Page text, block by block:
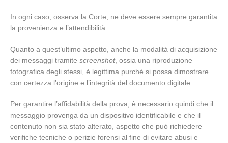
In ogni caso, osserva la Corte, ne deve essere sempre garantita
la provenienza e l’attendibilità.
Quanto a quest’ultimo aspetto, anche la modalità di acquisizione
dei messaggi tramite screenshot, ossia una riproduzione
fotografica degli stessi, è legittima purché si possa dimostrare
con certezza l’origine e l’integrità del documento digitale.
Per garantire l’affidabilità della prova, è necessario quindi che il
messaggio provenga da un dispositivo identificabile e che il
contenuto non sia stato alterato, aspetto che può richiedere
verifiche tecniche o perizie forensi al fine di evitare abusi e